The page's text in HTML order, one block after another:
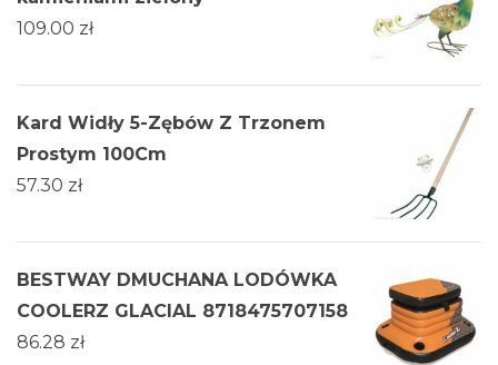
109.00 zł
Kard Widły 5-Zębów Z Trzonem
Prostym 100Cm
57.30 zł
BESTWAY DMUCHANA LODÓWKA
COOLERZ GLACIAL 8718475707158
86.28 zł